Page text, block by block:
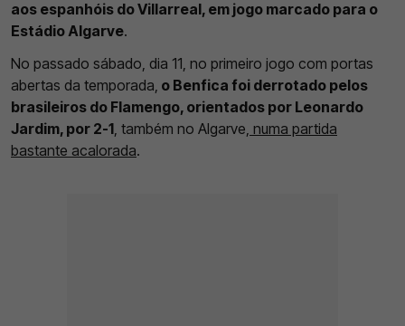
aos espanhóis do Villarreal, em jogo marcado para o
Estádio Algarve.
No passado sábado, dia 11, no primeiro jogo com portas
abertas da temporada, o Benfica foi derrotado pelos
brasileiros do Flamengo, orientados por Leonardo
Jardim, por 2-1 , também no Algarve, numa partida
bastante acalorada.